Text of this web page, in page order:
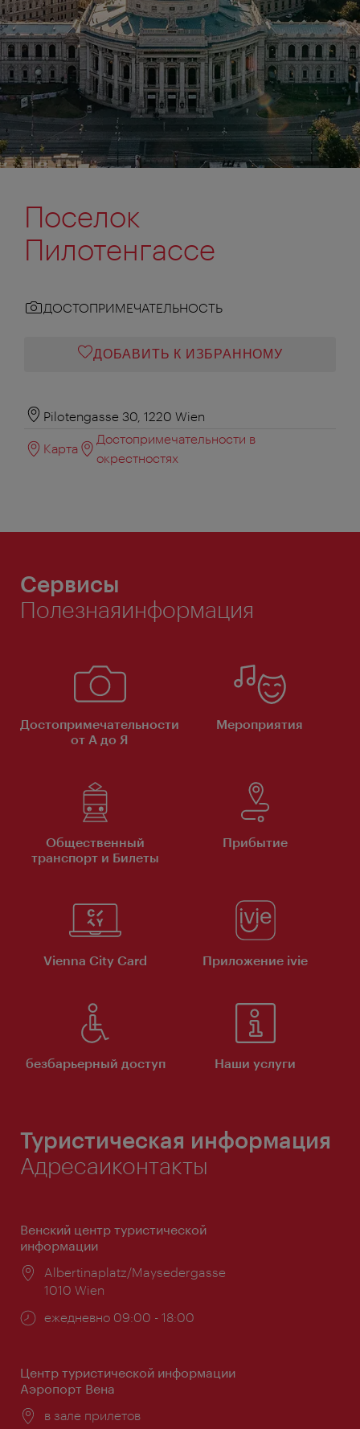
Поселок
Пилотенгассе
ДОСТОПРИМЕЧАТЕЛЬНОСТЬ
ДОБАВИТЬ К ИЗБРАННОМУ
Pilotengasse 30, 1220 Wien
Карта
Достопримечательности в
окрестностях
Сервисы
Полезнаяинформация
Достопримечательности
от А до Я
Мероприятия
Общественный
транспорт и Билеты
Прибытие
Vienna City Card Приложение ivie
безбарьерный доступ Наши услуги
Туристическая информация
Адресаиконтакты
Венский центр туристической
информации
Расположение:
Albertinaplatz/Maysedergasse
1010 Wien
Часы
ежедневно 09:00 - 18:00
Центр туристической информации
Аэропорт Вена
Расположение:
в зале прилетов